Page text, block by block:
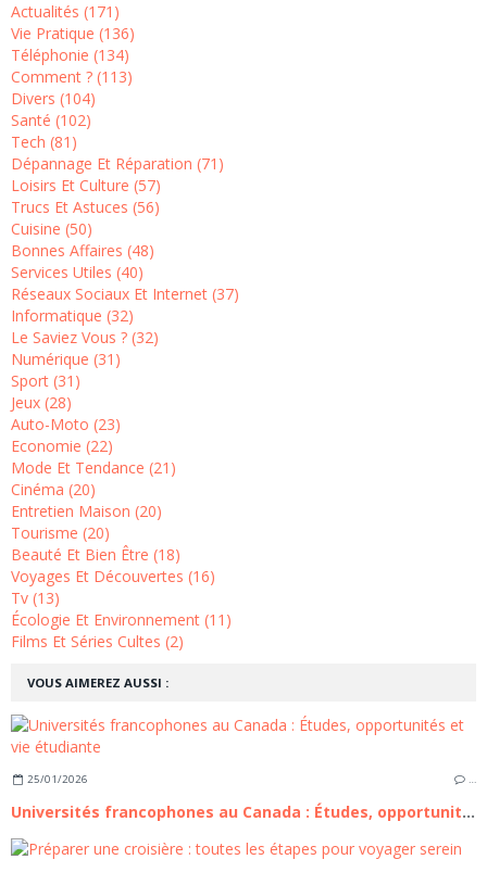
VOUS AIMEREZ AUSSI :
25/01/2026 …
Universités francophones au Canada : Études, opportunités et vie étudiante
Actualités (171)
Vie Pratique (136)
Téléphonie (134)
Comment ? (113)
Divers (104)
Santé (102)
Tech (81)
Dépannage Et Réparation (71)
Loisirs Et Culture (57)
Trucs Et Astuces (56)
Cuisine (50)
Bonnes Affaires (48)
Services Utiles (40)
Réseaux Sociaux Et Internet (37)
Informatique (32)
Le Saviez Vous ? (32)
Numérique (31)
Sport (31)
Jeux (28)
Auto-Moto (23)
Economie (22)
Mode Et Tendance (21)
Cinéma (20)
Entretien Maison (20)
Tourisme (20)
Beauté Et Bien Être (18)
Voyages Et Découvertes (16)
Tv (13)
Écologie Et Environnement (11)
Films Et Séries Cultes (2)